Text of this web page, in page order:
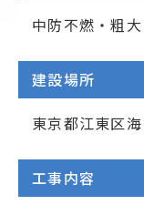
中防不燃・粗
建設場所
東京都江東区
工事内容